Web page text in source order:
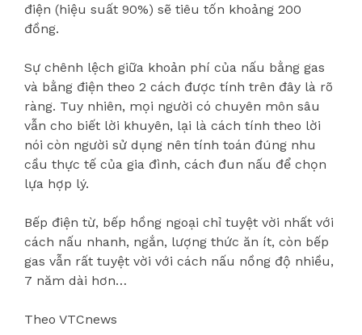
điện (hiệu suất 90%) sẽ tiêu tốn khoảng 200
đồng.
Sự chênh lệch giữa khoản phí của nấu bằng gas
và bằng điện theo 2 cách được tính trên đây là rõ
ràng. Tuy nhiên, mọi người có chuyên môn sâu
vẫn cho biết lời khuyên, lại là cách tính theo lời
nói còn người sử dụng nên tính toán đúng nhu
cầu thực tế của gia đình, cách đun nấu để chọn
lựa hợp lý.
Bếp điện từ, bếp hồng ngoại chỉ tuyệt vời nhất với
cách nấu nhanh, ngắn, lượng thức ăn ít, còn bếp
gas vẫn rất tuyệt vời với cách nấu nồng độ nhiều,
7 năm dài hơn…
Theo VTCnews